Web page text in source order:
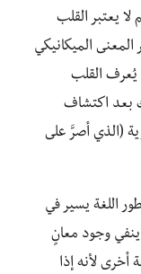
يعتبر القلب
الميكانيكي
يُعرف القلب
بعد اكتشاف
(الذي أصرَّ على
اللغة يسير في
ينفي وجود معانٍ
أخرى لأنه إذا